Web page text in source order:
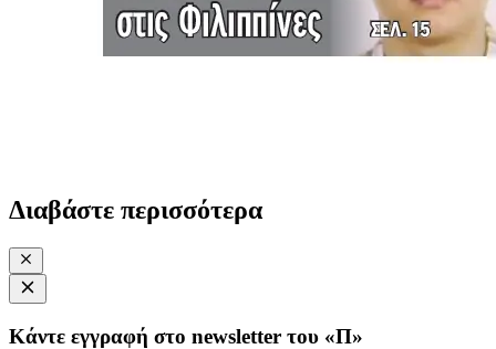
Διαβάστε περισσότερα
Κάντε εγγραφή στο newsletter του «Π»